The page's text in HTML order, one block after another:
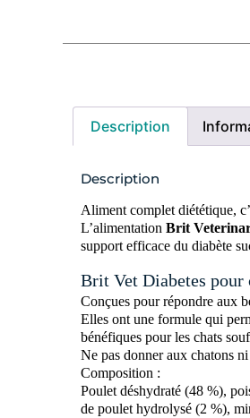
Description
Description
Aliment complet diététique,
L’alimentation Brit
support efficace du diabète
Brit Vet Diabetes pour
Conçues pour répondre aux
Elles ont une formule qui
bénéfiques pour les chats
Ne pas donner aux chatons
Composition :
Poulet déshydraté (48 %),
de poulet hydrolysé (2 %),